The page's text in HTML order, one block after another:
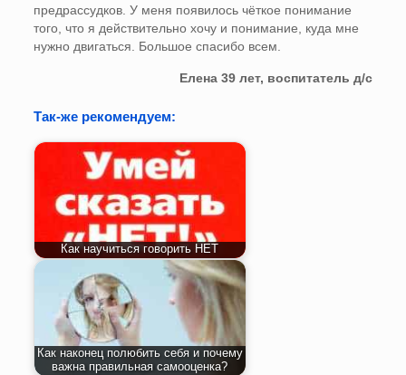
предрассудков. У меня появилось чёткое понимание
того, что я действительно хочу и понимание, куда мне
нужно двигаться. Большое спасибо всем.
Елена 39 лет, воспитатель д/с
Так-же рекомендуем:
Как научиться говорить НЕТ
Как наконец полюбить себя и почему
важна правильная самооценка?